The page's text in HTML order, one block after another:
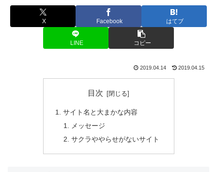
X Facebook はてブ
LINE コピー
2019.04.14 2019.04.15
目次
サイト名と大まかな内容
メッセージ
サクラややらせがないサイト